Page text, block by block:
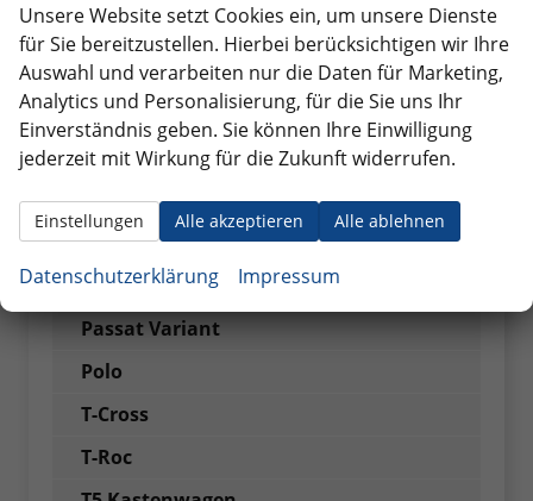
Golf Variant
ID. BUZZ
ID. BUZZ Cargo
ID.3
ID.4
ID.5
ID.7
Passat Variant
Polo
T-Cross
T-Roc
Unsere Website setzt Cookies ein, um unsere Dienste
für Sie bereitzustellen. Hierbei berücksichtigen wir Ihre
Auswahl und verarbeiten nur die Daten für Marketing,
Analytics und Personalisierung, für die Sie uns Ihr
Einverständnis geben. Sie können Ihre Einwilligung
jederzeit mit Wirkung für die Zukunft widerrufen.
Alle akzeptieren Alle ablehnen
Einstellungen
Datenschutzerklärung Impressum